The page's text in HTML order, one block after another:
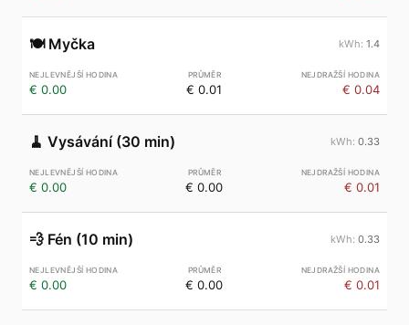
🍽️ Myčka 1.4
€ 0.00 € 0.01 € 0.04
🧹 Vysávání (30 min) 0.33
€ 0.00 € 0.00 € 0.01
💨 Fén (10 min) 0.33
€ 0.00 € 0.00 € 0.01